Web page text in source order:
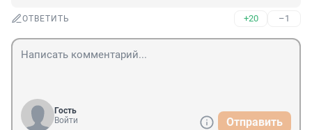
ОТВЕТИТЬ +20 –1
Гость
Войти
Отправить